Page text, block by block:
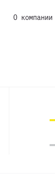
О компании